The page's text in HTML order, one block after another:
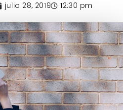
julio 28, 2019 12:30 pm